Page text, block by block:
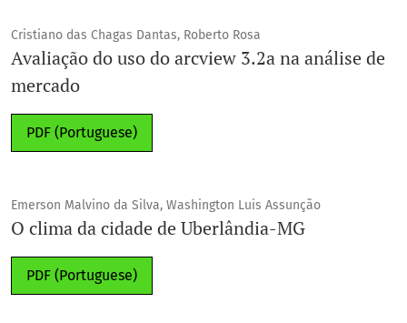
Cristiano das Chagas Dantas, Roberto Rosa
Avaliação do uso do arcview 3.2a na análise de
mercado
PDF (Portuguese)
Emerson Malvino da Silva, Washington Luis Assunção
O clima da cidade de Uberlândia-MG
PDF (Portuguese)